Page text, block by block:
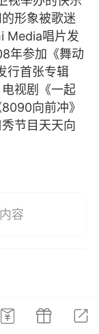
周
医
拽
形象被歌迷
Media唱片发
年参加《舞动
行首张专辑
视剧《一起
向前冲》
节目天天向
容
关注